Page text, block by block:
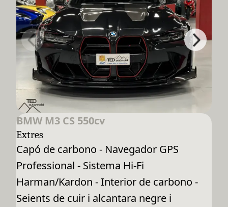
BMW M3 CS 550cv
Extres
Capó de carbono - Navegador GPS
Professional - Sistema Hi-Fi
Harman/Kardon - Interior de carbono -
Seients de cuir i alcantara negre i